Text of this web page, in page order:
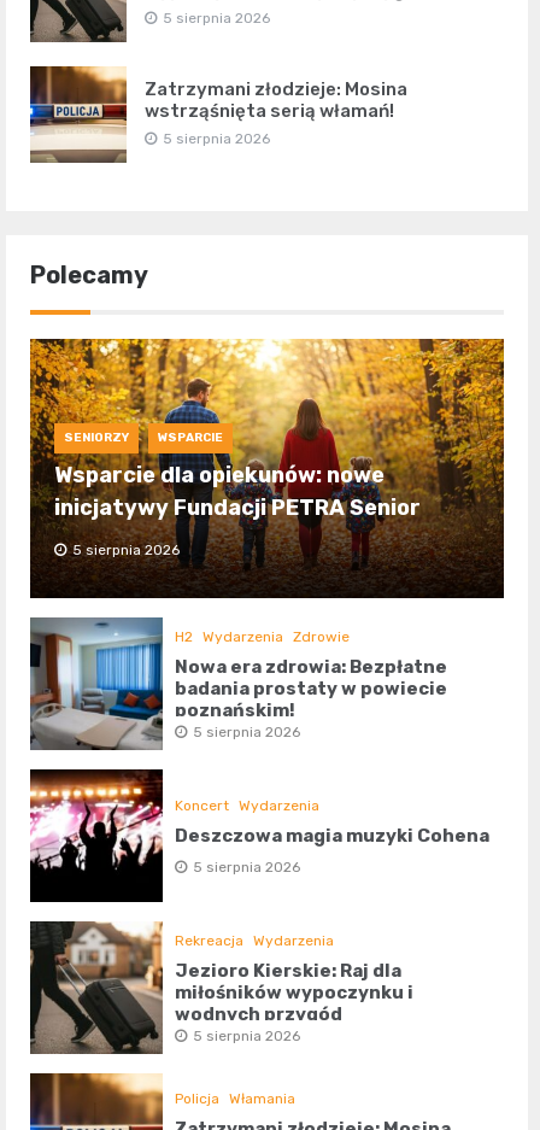
5 sierpnia 2026
Zatrzymani złodzieje: Mosina
wstrząśnięta serią włamań!
5 sierpnia 2026
Polecamy
SENIORZY WSPARCIE
Wsparcie dla opiekunów: nowe
inicjatywy Fundacji PETRA Senior
5 sierpnia 2026
H2 Wydarzenia Zdrowie
Nowa era zdrowia: Bezpłatne
badania prostaty w powiecie
poznańskim!
5 sierpnia 2026
Koncert Wydarzenia
Deszczowa magia muzyki Cohena
5 sierpnia 2026
Rekreacja Wydarzenia
Jezioro Kierskie: Raj dla
miłośników wypoczynku i
wodnych przygód
5 sierpnia 2026
Policja Włamania